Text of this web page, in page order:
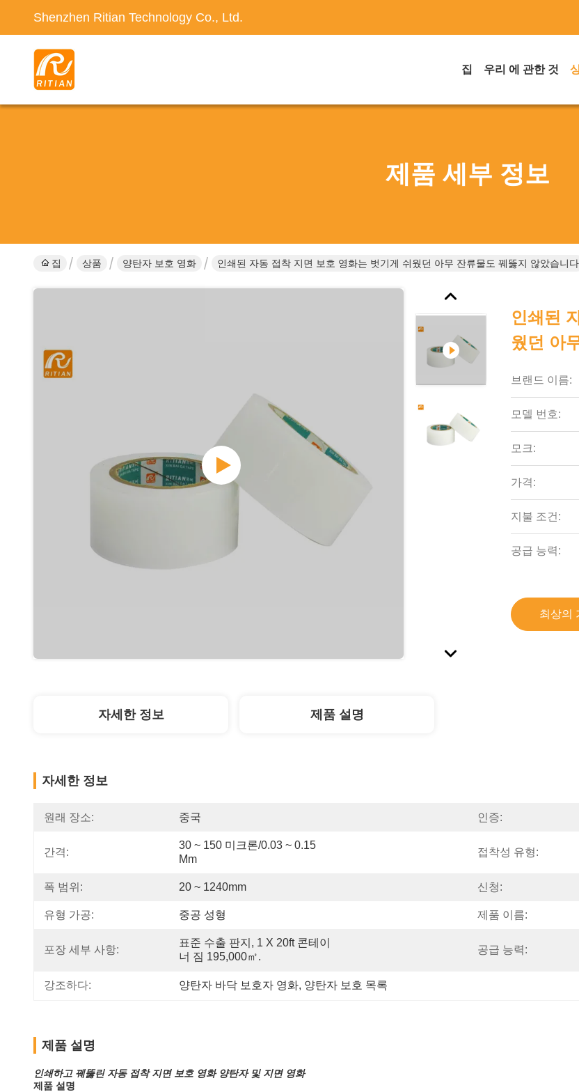
Shenzhen Ritian Technology Co., Ltd.
집 우리 에 관한 것
제품 세부 정보
집 상품 양탄자 보호 영화 인쇄된 자동 접착 지면 보호 영화는 벗기게 쉬웠던 아무 잔류물도 꿰뚫지 않았습니다
인쇄된
웠던 아
브랜드 이름:
모델 번호:
모크:
가격:
지불 조건:
공급 능력:
최상의
자세한 정보 제품 설명
자세한 정보
원래 장소: 중국 인증:
간격:
30 ~ 150 미크론/0.03 ~ 0.15
Mm
접착성 유형:
폭 범위: 20 ~ 1240mm 신청:
유형 가공: 중공 성형 제품 이름:
포장 세부 사항:
표준 수출 판지, 1 X 20ft 콘테이
너 짐 195,000㎡.
공급 능력:
강조하다: 양탄자 바닥 보호자 영화, 양탄자 보호 목록
제품 설명
인쇄하고 꿰뚫린 자동 접착 지면 보호 영화 양탄자 및 지면 영화
제품 설명